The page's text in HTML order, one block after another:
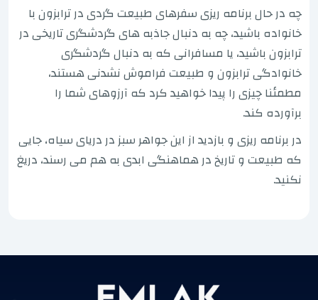
چه در حال برنامه ریزی سفرهای طبیعت گردی در ترابزون با
خانواده باشید، چه به دنبال جاذبه های گردشگری تاریخی در
ترابزون باشید، یا مسافرانی که به دنبال گردشگری
خانوادگی ترابزون و طبیعت فراموش نشدنی هستند،
مطمئنا چیزی را پیدا خواهید کرد که آرزوهای شما را
برآورده کند.
در برنامه ریزی و بازدید از این جواهر سبز در دریای سیاه، جایی
که طبیعت و تاریخ در هماهنگی ابدی به هم می رسند، دریغ
نکنید.